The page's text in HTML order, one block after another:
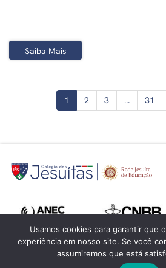
Saiba Mais
1 2 3 … 31
Usamos cookies para garantir que
experiência em nosso site. Se você
assumiremos que está